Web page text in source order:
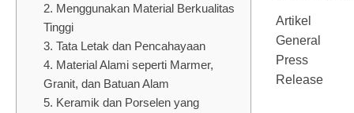
2. Menggunakan Material Berkualitas
Tinggi
3. Tata Letak dan Pencahayaan
4. Material Alami seperti Marmer,
Granit, dan Batuan Alam
5. Keramik dan Porselen yang
Artikel
General
Press
Release